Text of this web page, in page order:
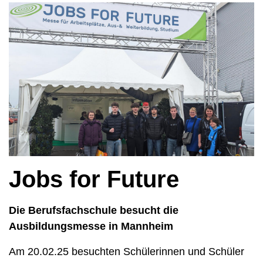
Jobs for Future
Die Berufsfachschule besucht die
Ausbildungsmesse in Mannheim
Am 20.02.25 besuchten Schülerinnen und Schüler